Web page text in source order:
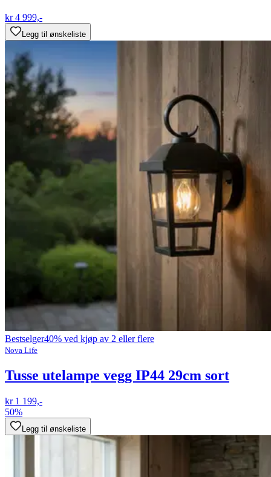
kr 4 999,-
Legg til ønskeliste
Bestselger40% ved kjøp av 2 eller flere
Nova Life
Tusse utelampe vegg IP44 29cm sort
kr 1 199,-
50%
Legg til ønskeliste